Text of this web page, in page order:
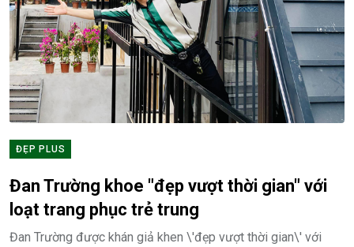
ĐẸP PLUS
Đan Trường khoe "đẹp vượt thời gian" với
loạt trang phục trẻ trung
Đan Trường được khán giả khen \'đẹp vượt thời gian\' với